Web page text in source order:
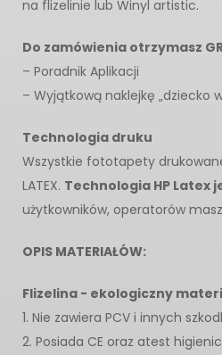
na flizelinie lub Winyl artistic.
Do zamówienia otrzymasz
– Poradnik Aplikacji
– Wyjątkową naklejkę „dziecko
Technologia druku
Wszystkie fototapety
LATEX. Technologia HP Latex
użytkowników, operatorów
OPIS MATERIAŁÓW:
Flizelina - ekologiczny
1. Nie zawiera PCV i innych
2. Posiada CE oraz atest